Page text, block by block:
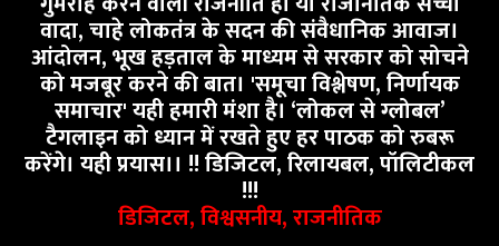
वादा, चाहे लोकतंत्र के सदन की संवैधानिक आवाज।
आंदोलन, भूख हड़ताल के माध्यम से सरकार को सोचने
को मजबूर करने की बात। 'समूचा विश्लेषण, निर्णायक
समाचार' यही हमारी मंशा है। ‘लोकल से ग्लोबल’
टैगलाइन को ध्यान में रखते हुए हर पाठक को रुबरू
करेंगे। यही प्रयास।। !! डिजिटल, रिलायबल, पॉलिटीकल
!!!
डिजिटल, विश्वसनीय, राजनीतिक